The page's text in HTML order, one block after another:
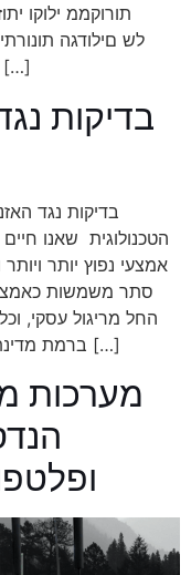
שתוכננה במיוחד
מרובים במהלך
בדיקות
בדיקות נגד
הטכנולוגית שאנו
אמצעי נפוץ יותר
סתר משמשות
החל מריגול עסקי,
ברמת מדינתית. אין היום גוף/אתר ממשלתי או פרטי […]